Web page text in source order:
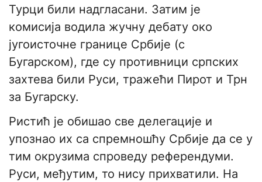
Турци били надгласани. Затим је
комисија водила жучну дебату око
југоисточне границе Србије (с
Бугарском), где су противници српских
захтева били Руси, тражећи Пирот и Трн
за Бугарску.
Ристић је обишао све делегације и
упознао их са спремношћу Србије да се у
тим окрузима спроведу референдуми.
Руси, међутим, то нису прихватили. На